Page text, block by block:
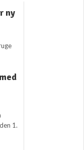
ny
1.